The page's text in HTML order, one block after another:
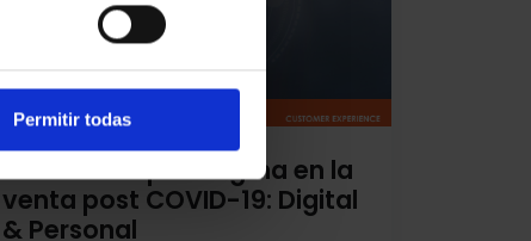
Permitir todas
Cambio de paradigma en la
venta post COVID-19: Digital
& Personal